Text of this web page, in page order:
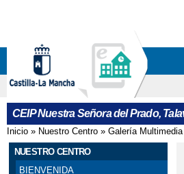
CEIP Nuestra Señora del Prado,
Se encuentra usted
Inicio » Nuestro Centro » Galería Multimedia
NUESTRO CENTRO
BIENVENIDA